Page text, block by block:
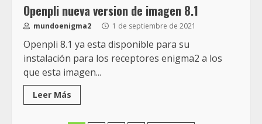
Openpli nueva version de imagen 8.1
mundoenigma2 1 de septiembre de 2021
Openpli 8.1 ya esta disponible para su
instalación para los receptores enigma2 a los
que esta imagen...
Leer Más